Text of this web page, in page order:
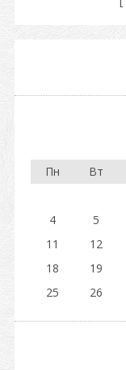
Пн
Вт
4
5
11
12
18
19
25
26